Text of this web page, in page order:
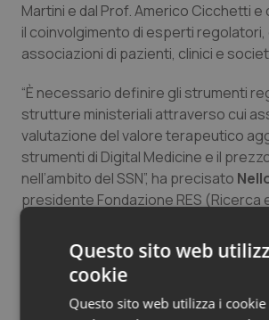
Martini e dal Prof. Americo Cicchetti e
il coinvolgimento di esperti regolatori,
associazioni di pazienti, clinici e
“È necessario definire gli strumenti
strutture ministeriali attraverso cui
valutazione del valore terapeutico
strumenti di Digital Medicine e il
nell’ambito del SSN”, ha precisato
presidente Fondazione RES (Ricerca
Digital Medicine non coincide con
terapeutica che, in termini di valore
alle terapie esistenti, deve essere
adeguati studi clinici. Ma non solo, la
Questo sito web
cookie
Questo sito web utilizza i